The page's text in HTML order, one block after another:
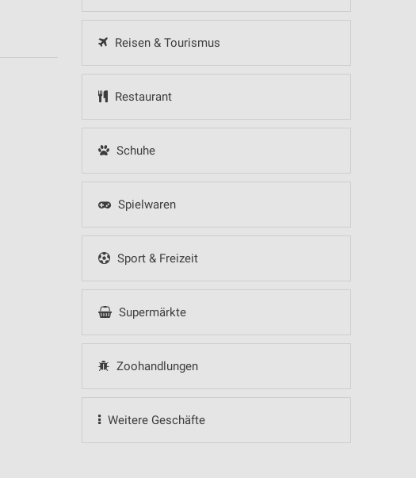
Reisen & Tourismus
Restaurant
Schuhe
Spielwaren
Sport & Freizeit
Supermärkte
Zoohandlungen
Weitere Geschäfte